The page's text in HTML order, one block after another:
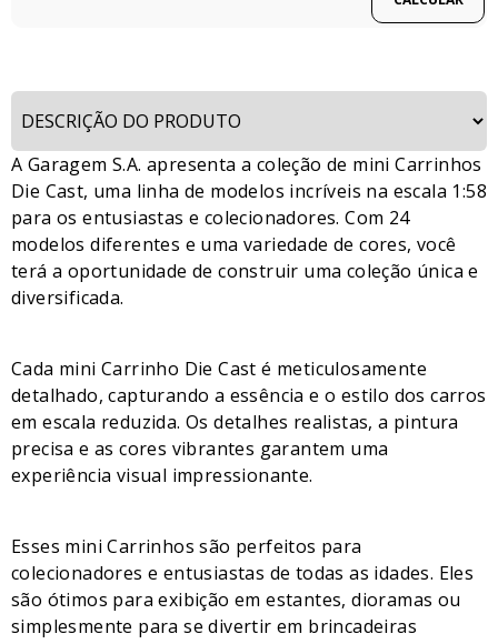
A Garagem S.A. apresenta a coleção de mini Carrinhos
Die Cast, uma linha de modelos incríveis na escala 1:58
para os entusiastas e colecionadores. Com 24
modelos diferentes e uma variedade de cores, você
terá a oportunidade de construir uma coleção única e
diversificada.
Cada mini Carrinho Die Cast é meticulosamente
detalhado, capturando a essência e o estilo dos carros
em escala reduzida. Os detalhes realistas, a pintura
precisa e as cores vibrantes garantem uma
experiência visual impressionante.
Esses mini Carrinhos são perfeitos para
colecionadores e entusiastas de todas as idades. Eles
são ótimos para exibição em estantes, dioramas ou
simplesmente para se divertir em brincadeiras